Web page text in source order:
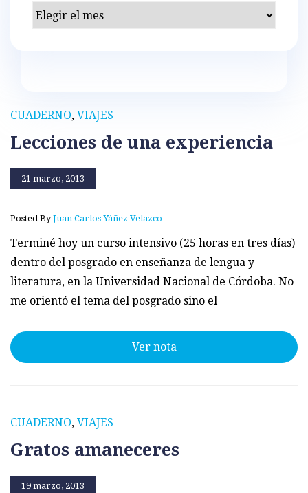
CUADERNO, VIAJES
Lecciones de una experiencia
21 marzo, 2013
Posted ByJuan Carlos Yáñez Velazco
Terminé hoy un curso intensivo (25 horas en tres días)
dentro del posgrado en enseñanza de lengua y
literatura, en la Universidad Nacional de Córdoba. No
me orientó el tema del posgrado sino el
Ver nota
CUADERNO, VIAJES
Gratos amaneceres
19 marzo, 2013
Archivos